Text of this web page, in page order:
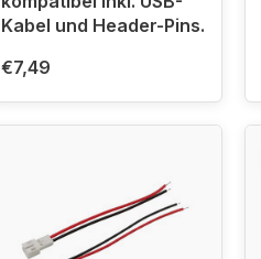
Kabel und Header-Pins.
€7,49